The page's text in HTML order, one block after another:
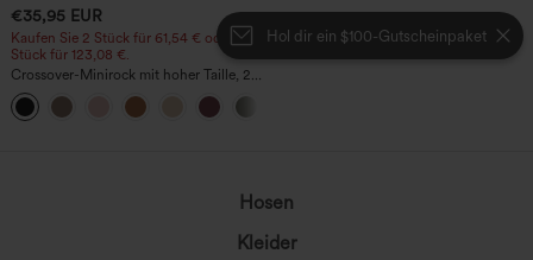
Hol dir ein $100-Gutscheinpaket
€35,95 EUR
Kaufen Sie 2 Stück für 61,54 € oder 4
Stück für 123,08 €.
Crossover-Minirock mit hoher Taille, 2-
in-1, Fransen-Saum und figurbetontem
Schnitt in Wildlederoptik für Partys
Hosen
Kleider